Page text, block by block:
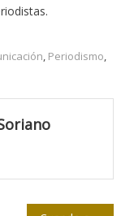
, Periodismo,